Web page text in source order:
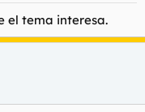
el tema interesa.